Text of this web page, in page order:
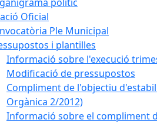
Oficial
Ple Municipal
i plantilles
Informació sobre l'execució
Modificació de pressupostos
Compliment de l'objectiu
Orgànica 2/2012)
Informació sobre el compliment